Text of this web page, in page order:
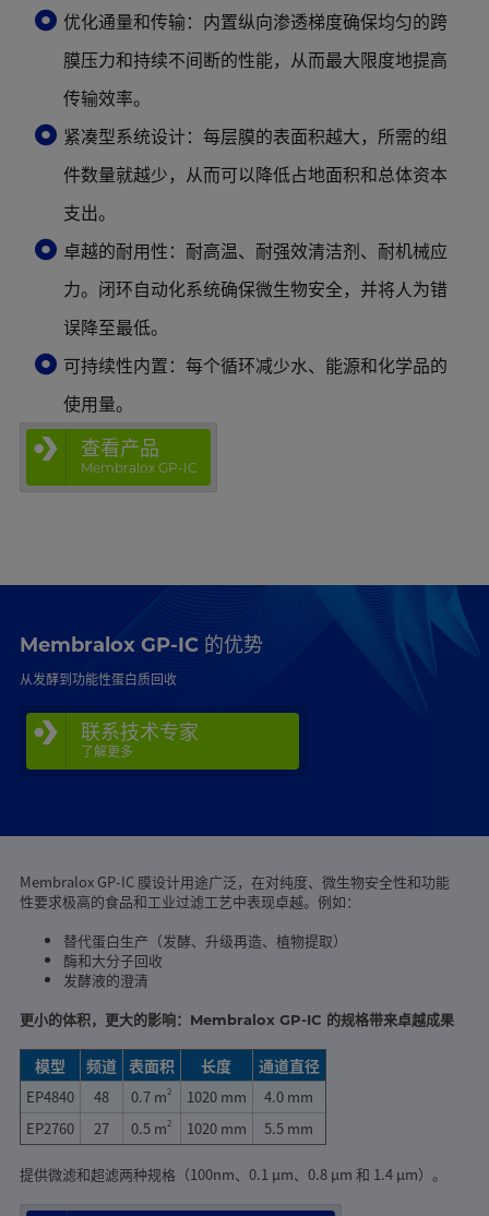
优化通量和传输：内置纵向渗透梯度确保均匀的跨
膜压力和持续不间断的性能，从而最大限度地提高
传输效率。
紧凑型系统设计：每层膜的表面积越大，所需的组
件数量就越少，从而可以降低占地面积和总体资本
支出。
卓越的耐用性：耐高温、耐强效清洁剂、耐机械应
力。闭环自动化系统确保微生物安全，并将人为错
误降至最低。
可持续性内置：每个循环减少水、能源和化学品的
使用量。
查看产品
Membralox GP-IC
Membralox GP-IC 的优势
从发酵到功能性蛋白质回收
联系技术专家
了解更多
Membralox GP-IC 膜设计用途广泛，在对纯度、微生物安全性和功能
性要求极高的食品和工业过滤工艺中表现卓越。例如：
替代蛋白生产（发酵、升级再造、植物提取）
酶和大分子回收
发酵液的澄清
更小的体积，更大的影响：Membralox GP-IC 的规格带来卓越成果
模型 频道 表面积 长度 通道直径
EP4840 48 0.7 m2 1020 mm
4.0 mm
EP2760
27 0.5 m2 1020 mm 5.5 mm
提供微滤和超滤两种规格（100nm、0.1 µm、0.8 µm 和 1.4 µm）。